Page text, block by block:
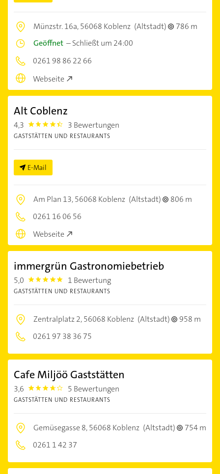
Münzstr. 16a,56068 Koblenz (Altstadt)
786 m
Geöffnet –Schließt um 24:00
0261 98 86 22 66
Webseite
Alt Coblenz
4,3 4.3 3 Bewertungen
GASTSTÄTTEN UND RESTAURANTS
E-Mail
Am Plan 13,56068 Koblenz (Altstadt)
806 m
0261 16 06 56
Webseite
immergrün Gastronomiebetrieb
5,0 5.0 1 Bewertung
GASTSTÄTTEN UND RESTAURANTS
Zentralplatz 2,56068 Koblenz (Altstadt)
958 m
0261 97 38 36 75
Cafe Miljöö Gaststätten
3,6 3.6000001 5 Bewertungen
GASTSTÄTTEN UND RESTAURANTS
Gemüsegasse 8,56068 Koblenz (Altstadt)
754 m
0261 1 42 37